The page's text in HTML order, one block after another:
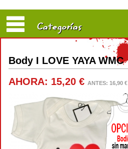
Categorías
Body I LOVE YAYA WMC
AHORA: 15,20 € ANTES: 16,90 €